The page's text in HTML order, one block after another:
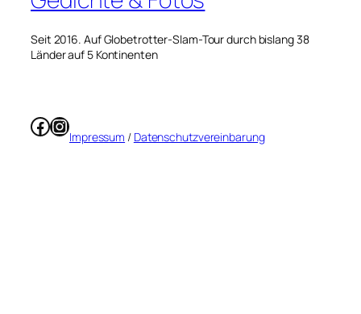
Seit 2016. Auf Globetrotter-Slam-Tour durch bislang 38
Länder auf 5 Kontinenten
Facebook
Instagram
Impressum / Datenschutzvereinbarung